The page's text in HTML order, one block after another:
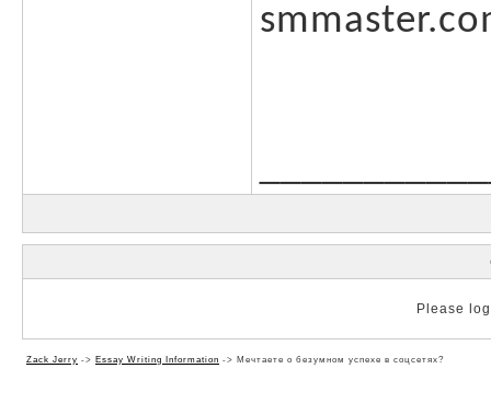
Please
Zack Jerry -> Essay Writing Information -> Мечтаете о безумном успехе в соцсетях?